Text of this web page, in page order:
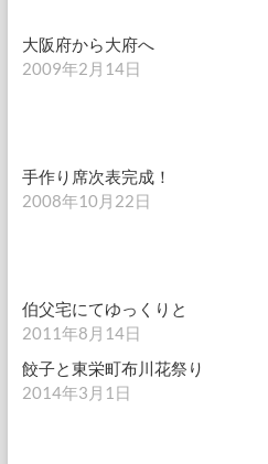
大阪府から大府へ
2009年2月14日
手作り席次表完成！
2008年10月22日
伯父宅にてゆっくりと
2011年8月14日
餃子と東栄町布川花祭り
2014年3月1日